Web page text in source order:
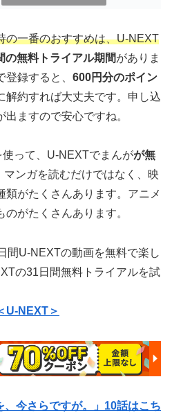
の一番のおすすめは、U-NEXT
の無料トライアル期間がありま
録すると、 600円分のポイン
解約すれば大丈夫です。申し込
ますので安心ですね。
使って、U-NEXTでまんがが無
マンガを読むだけではなく、映
類がたくさんあります。アニメ
がたくさんあります。
間U-NEXTの動画を無料で楽し
の31日間無料トライアルを試
U-NEXT＞
、今さらですが。」10話はこち